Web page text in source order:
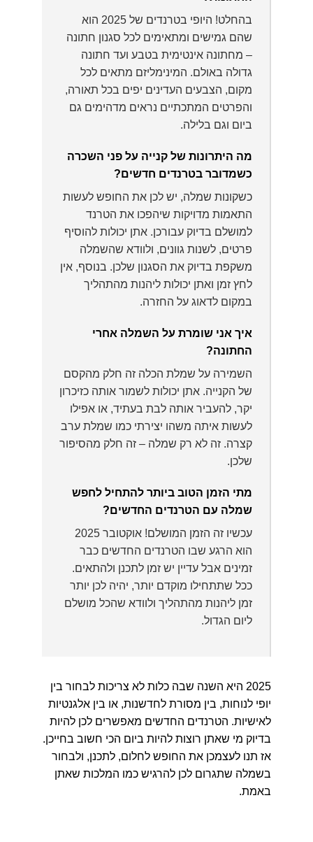
בהחלט! היופי בטרנדים של 2025 הוא
שהם גמישים ומתאימים לכל סגנון חתונה
– מחתונה אינטימית בטבע ועד חתונה
גדולה באולם. המינימליזם מתאים לכל
מקום, הצבעים העדינים יפים בכל תאורה,
והפרטים המתכתיים נראים מדהימים גם
ביום וגם בלילה.
מה היתרונות של קנייה על פני השכרה
כשמדובר בטרנדים חדשים?
כשקונות שמלה, יש לכן את החופש לעשות
התאמות מדויקות שיהפכו את הטרנד
למושלם בדיוק עבורכן. אתן יכולות להוסיף
פרטים, לשנות גוונים, ולוודא שהשמלה
משקפת בדיוק את הסגנון שלכן. בנוסף, אין
לחץ זמן ואתן יכולות ליהנות מהתהליך
במקום לדאוג על החזרה.
איך אני שומרת על השמלה אחרי
החתונה?
השמירה על שמלת הכלה זה חלק מהקסם
של הקנייה. אתן יכולות לשמור אותה כזיכרון
יקר, להעביר אותה לבת בעתיד, או אפילו
לעשות איתה משהו יצירתי כמו שמלת ערב
קצרה. זה לא רק שמלה – זה חלק מהסיפור
שלכן.
מתי הזמן הטוב ביותר להתחיל לחפש
שמלה עם הטרנדים החדשים?
עכשיו זה הזמן המושלם! אוקטובר 2025
הוא הרגע שבו הטרנדים החדשים כבר
זמינים אבל עדיין יש זמן לתכנן ולהתאים.
ככל שתתחילו מוקדם יותר, יהיה לכן יותר
זמן ליהנות מהתהליך ולוודא שהכל מושלם
ליום הגדול.
2025 היא השנה שבה כלות לא צריכות לבחור בין
יופי לנוחות, בין מסורת לחדשנות, או בין אלגנטיות
לאישיות. הטרנדים החדשים מאפשרים לכן להיות
בדיוק מי שאתן רוצות להיות ביום הכי חשוב בחייכן.
אז תנו לעצמכן את החופש לחלום, לתכנן, ולבחור
בשמלה שתגרום לכן להרגיש כמו המלכות שאתן
באמת.